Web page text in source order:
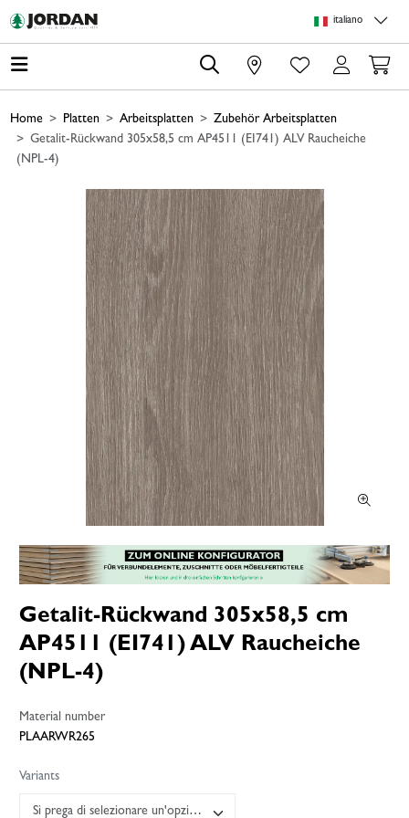
italiano
0
Home Platten Arbeitsplatten
Zubehör Arbeitsplatten
Getalit-Rückwand 305x58,5 cm AP4511 (EI741) ALV Raucheiche
(NPL-4)
Getalit-Rückwand 305x58,5 cm
AP4511 (EI741) ALV Raucheiche
(NPL-4)
Material number
PLAARWR265
Variants
Si prega di selezionare un'opzione